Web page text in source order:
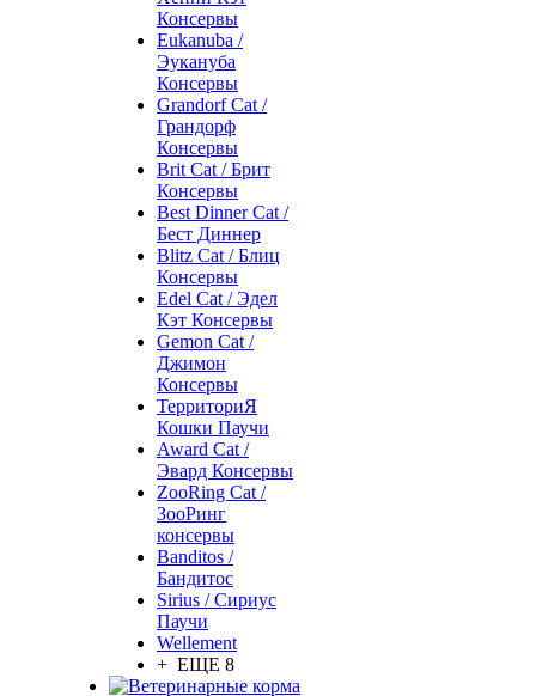
Консервы
Eukanuba /
Эукануба
Консервы
Grandorf Cat /
Грандорф
Консервы
Brit Cat / Брит
Консервы
Best Dinner Cat /
Бест Диннер
Blitz Cat / Блиц
Консервы
Edel Cat / Эдел
Кэт Консервы
Gemon Cat /
Джимон
Консервы
ТерриториЯ
Кошки Паучи
Award Cat /
Эвард Консервы
ZooRing Cat /
ЗооРинг
консервы
Banditos /
Бандитос
Sirius / Сириус
Паучи
Wellement
+ ЕЩЕ 8